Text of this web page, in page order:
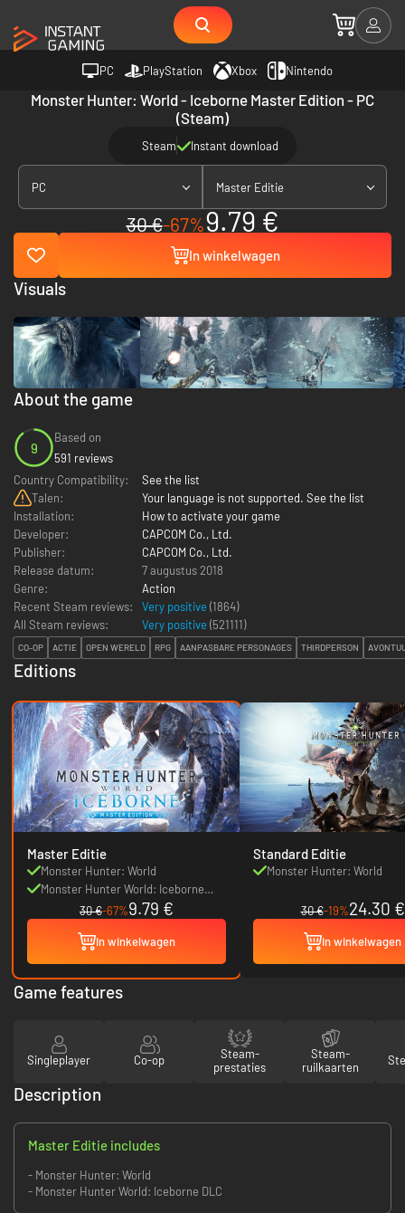
PC PlayStation Xbox Nintendo
Monster Hunter: World - Iceborne Master Edition - PC
(Steam)
Steam Instant download
PC Master Editie
30 €-67%9.79 €
In winkelwagen
About the game
9
Based on
591 reviews
Country Compatibility:
See the list
Talen:
Your language is not supported. See the list
Installation:
How to activate your game
Developer:
CAPCOM Co., Ltd.
Publisher:
CAPCOM Co., Ltd.
Release datum:
7 augustus 2018
Genre:
Action
Recent Steam reviews:
Very positive (1864)
All Steam reviews:
Very positive (521111)
CO-OP ACTIE OPEN WERELD RPG AANPASBARE PERSONAGES THIRDPERSON
Editions
Master Editie
Monster Hunter: World
Monster Hunter World: Iceborne
30 €-67%9.79 €
In winkelwagen
Standard Editie
Monster Hunter: World
30 €-19%24.30 €
In winkelwagen
Visuals
Game features
Singleplayer Co-op
Steam-
prestaties
Steam-
ruilkaarten
Description
Master Editie includes
- Monster Hunter: World
- Monster Hunter World: Iceborne DLC